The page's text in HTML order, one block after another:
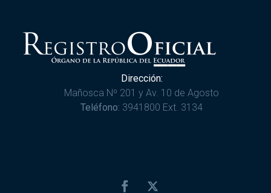
Dirección:
Mañosca Nº 201 y Av. 10 de Agosto
Teléfono: 3941800 Ext. 3134